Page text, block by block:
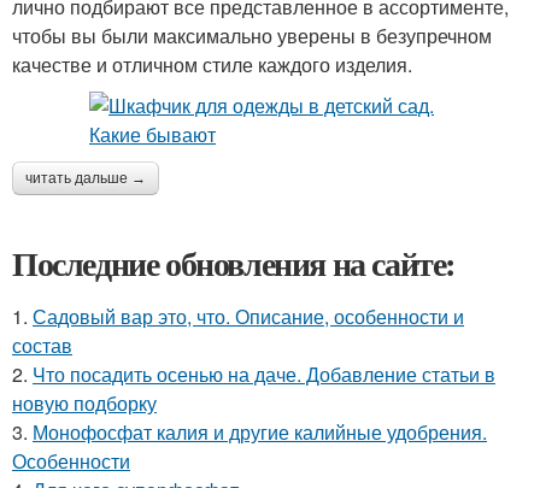
лично подбирают все представленное в ассортименте,
чтобы вы были максимально уверены в безупречном
качестве и отличном стиле каждого изделия.
читать дальше →
Последние обновления на сайте:
1. Садовый вар это, что. Описание, особенности и
состав
2. Что посадить осенью на даче. Добавление статьи в
новую подборку
3. Монофосфат калия и другие калийные удобрения.
Особенности